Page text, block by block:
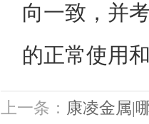
向一致，并
的正常使用
上一条： 康凌金属|